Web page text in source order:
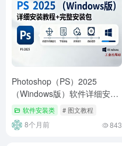
Photoshop（PS）2025
（Windows版）软件详细安装
教程+完整安装包
软件安装类 # 图文教程
8个月前 843